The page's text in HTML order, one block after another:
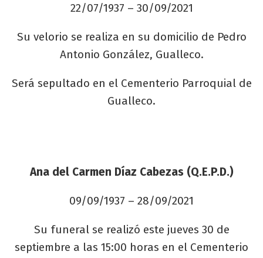
22/07/1937 – 30/09/2021
Su velorio se realiza en su domicilio de Pedro
Antonio González, Gualleco.
Será sepultado en el Cementerio Parroquial de
Gualleco.
Ana del Carmen Díaz Cabezas (Q.E.P.D.)
09/09/1937 – 28/09/2021
Su funeral se realizó este jueves 30 de
septiembre a las 15:00 horas en el Cementerio